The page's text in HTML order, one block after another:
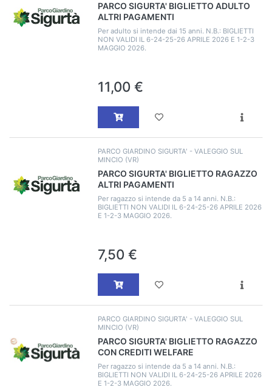
PARCO SIGURTA' BIGLIETTO ADULTO
ALTRI PAGAMENTI
Per adulto si intende dai 15 anni. N.B.: BIGLIETTI
NON VALIDI IL 6-24-25-26 APRILE 2026 E 1-2-3
MAGGIO 2026.
11,00 €
PARCO GIARDINO SIGURTA' - VALEGGIO SUL
MINCIO (VR)
PARCO SIGURTA' BIGLIETTO RAGAZZO
ALTRI PAGAMENTI
Per ragazzo si intende da 5 a 14 anni. N.B.:
BIGLIETTI NON VALIDI IL 6-24-25-26 APRILE 2026
E 1-2-3 MAGGIO 2026.
7,50 €
PARCO GIARDINO SIGURTA' - VALEGGIO SUL
MINCIO (VR)
PARCO SIGURTA' BIGLIETTO RAGAZZO
CON CREDITI WELFARE
Per ragazzo si intende da 5 a 14 anni. N.B.:
BIGLIETTI NON VALIDI IL 6-24-25-26 APRILE 2026
E 1-2-3 MAGGIO 2026.